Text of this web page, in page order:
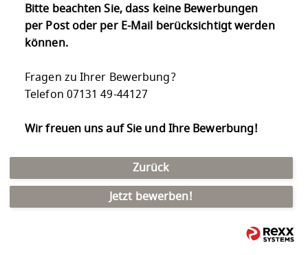
Bitte beachten Sie, dass keine Bewerbungen
per Post oder per E-Mail berücksichtigt werden
können.
Fragen zu Ihrer Bewerbung?
Telefon 07131 49-44127
Wir freuen uns auf Sie und Ihre Bewerbung!
Zurück
Jetzt bewerben!